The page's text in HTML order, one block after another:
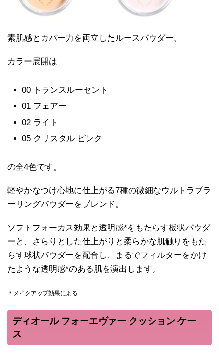
素肌感とカバー力を両立したルースパウダー。
カラー展開は
00 トランスルーセント
01 フェアー
02 ライト
05 クリスタル ピンク
の全4色です。
軽やかなつけ心地に仕上がる7種の微細なウルトラブラ
ーリングパウダーをブレンド。
ソフトフォーカス効果と透明感*をもたらす板状パウダ
ーと、さらりとした仕上がりと柔らかな肌触りをもた
らす球状パウダーを配合し、まるでフィルターをかけ
たような透明感*のある肌を演出します。
＊メイクアップ効果による
ディオール フォーエヴァー クッション ケー
ス